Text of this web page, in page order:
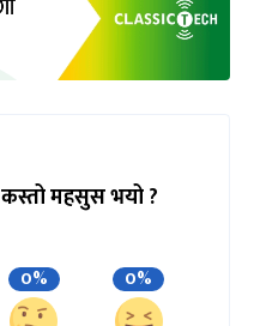
महसुस भयो ?
0% 0%